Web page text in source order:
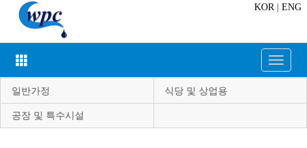
KOR| ENG
Toggle
일반가정
식당 및 상업용
공장 및 특수시설